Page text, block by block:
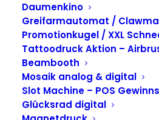
Daumenkino
Greifarmautomat /
Promotionkugel / XXL
Tattoodruck Aktion –
Beambooth
Mosaik analog & digital
Slot Machine – POS
Glücksrad digital
Tommy
dem
Berlin